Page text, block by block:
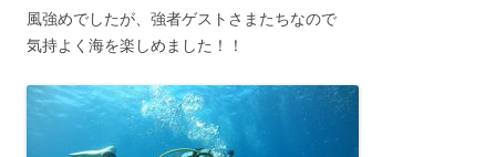
風強めでしたが、強者ゲストさまたちなので
気持よく海を楽しめました！！